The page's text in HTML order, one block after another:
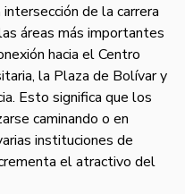
de la carrera
áreas más importantes
hacia el Centro
la Plaza de Bolívar y
Esto significa que los
caminando o en
instituciones de
el atractivo del